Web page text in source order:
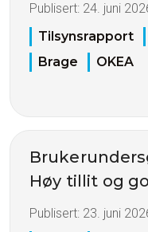
Publisert: 24. juni
Tilsynsrapport
Brage
OKEA
Høy tillit og
Publisert: 23. juni